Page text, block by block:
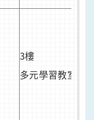
3樓
多元學習教室